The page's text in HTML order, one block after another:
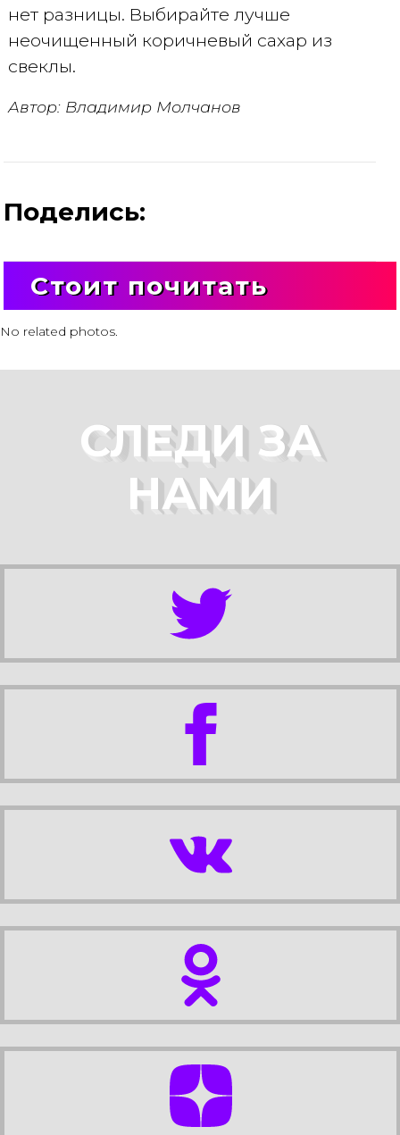
нет разницы. Выбирайте лучше
неочищенный коричневый сахар из
свеклы.
Автор: Владимир Молчанов
Поделись:
Стоит почитать
No related photos.
СЛЕДИ ЗА
НАМИ